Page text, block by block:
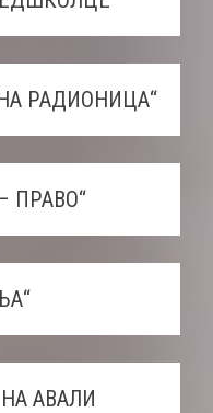
РАДИОНИЦА“
ПРАВО“
АВАЛИ